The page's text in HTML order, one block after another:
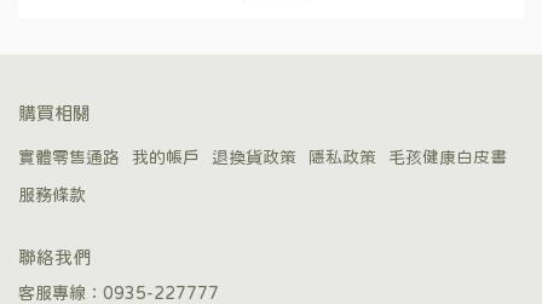
購買相關
實體零售通路 我的帳戶 退換貨政策 隱私政策
毛孩健康白皮書
服務條款
聯絡我們
客服專線：0935-227777